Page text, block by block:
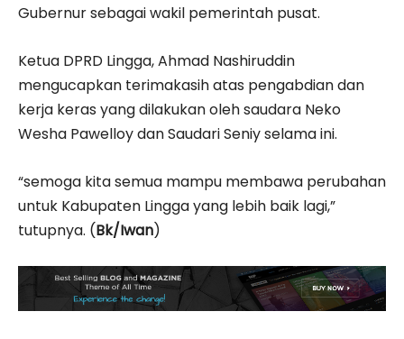
Gubernur sebagai wakil pemerintah pusat.
Ketua DPRD Lingga, Ahmad Nashiruddin
mengucapkan terimakasih atas pengabdian dan
kerja keras yang dilakukan oleh saudara Neko
Wesha Pawelloy dan Saudari Seniy selama ini.
“semoga kita semua mampu membawa perubahan
untuk Kabupaten Lingga yang lebih baik lagi,”
tutupnya. (Bk/Iwan)